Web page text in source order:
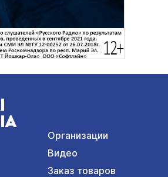
Организации
Видео
Заказ товаров